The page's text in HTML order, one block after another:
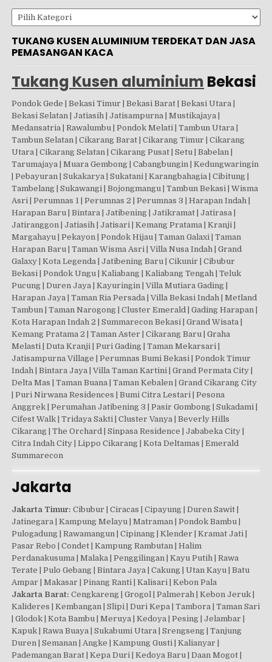
Kategori
TUKANG KUSEN ALUMINIUM TERDEKAT DAN JASA
PEMASANGAN KACA
Tukang Kusen aluminium Bekasi
Pondok Gede | Bekasi Timur | Bekasi Barat | Bekasi Utara |
Bekasi Selatan | Jatiasih | Jatisampurna | Mustikajaya |
Medansatria | Rawalumbu | Pondok Melati | Tambun Utara |
Tambun Selatan | Cikarang Barat | Cikarang Timur | Cikarang
Utara | Cikarang Selatan | Cikarang Pusat | Setu | Babelan |
Tarumajaya | Muara Gembong | Cabangbungin | Kedungwaringin
| Pebayuran | Sukakarya | Sukatani | Karangbahagia | Cibitung |
Tambelang | Sukawangi | Bojongmangu | Tambun Bekasi | Wisma
Asri | Perumnas 1 | Perumnas 2 | Perumnas 3 | Harapan Indah |
Harapan Baru | Bintara | Jatibening | Jatikramat | Jatirasa |
Jatiranggon | Jatiasih | Jatisari | Kemang Pratama | Kranji |
Margahayu | Pekayon | Pondok Hijau | Taman Galaxi | Taman
Harapan Baru | Taman Wisma Asri | Villa Nusa Indah | Grand
Galaxy | Kota Legenda | Jatibening Baru | Cikunir | Cibubur
Bekasi | Pondok Ungu | Kaliabang | Kaliabang Tengah | Teluk
Pucung | Duren Jaya | Kayuringin | Villa Mutiara Gading |
Harapan Jaya | Taman Ria Persada | Villa Bekasi Indah | Metland
Tambun | Taman Narogong | Cluster Emerald | Gading Harapan |
Kota Harapan Indah 2 | Summarecon Bekasi | Grand Wisata |
Kemang Pratama 2 | Taman Aster | Cikarang Baru | Graha
Melasti | Duta Kranji | Puri Gading | Taman Mekarsari |
Jatisampurna Village | Perumnas Bumi Bekasi | Pondok Timur
Indah | Bintara Jaya | Villa Taman Kartini | Grand Permata City |
Delta Mas | Taman Buana | Taman Kebalen | Grand Cikarang City
| Puri Nirwana Residences | Bumi Citra Lestari | Pesona
Anggrek | Perumahan Jatibening 3 | Pasir Gombong | Sukadami |
Cifest Walk | Tridaya Sakti | Cluster Vanya | Beverly Hills
Cikarang | The Orchard | Sinpasa Residence | Jababeka City |
Citra Indah City | Lippo Cikarang | Kota Deltamas | Emerald
Summarecon
Jakarta
Jakarta Timur: Cibubur | Ciracas | Cipayung | Duren Sawit |
Jatinegara | Kampung Melayu | Matraman | Pondok Bambu |
Pulogadung | Rawamangun | Cipinang | Klender | Kramat Jati |
Pasar Rebo | Condet | Kampung Rambutan | Halim
Perdanakusuma | Malaka | Penggilingan | Kayu Putih | Rawa
Terate | Pulo Gebang | Bintara Jaya | Cakung | Utan Kayu | Batu
Ampar | Makasar | Pinang Ranti | Kalisari | Kebon Pala
Jakarta Barat: Cengkareng | Grogol | Palmerah | Kebon Jeruk |
Kalideres | Kembangan | Slipi | Duri Kepa | Tambora | Taman Sari
| Glodok | Kota Bambu | Meruya | Kedoya | Pesing | Jelambar |
Kapuk | Rawa Buaya | Sukabumi Utara | Srengseng | Tanjung
Duren | Semanan | Angke | Kampung Gusti | Kalianyar |
Pademangan Barat | Kepa Duri | Kedoya Baru | Daan Mogot |